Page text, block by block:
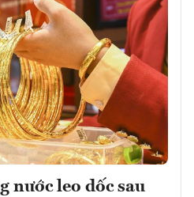
nước leo dốc sau